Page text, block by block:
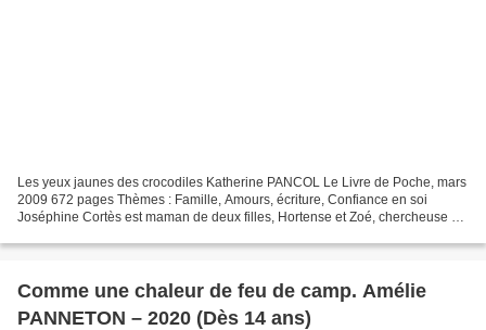
Les yeux jaunes des crocodiles Katherine PANCOL Le Livre de Poche, mars
2009 672 pages Thèmes : Famille, Amours, écriture, Confiance en soi
Joséphine Cortès est maman de deux filles, Hortense et Zoé, chercheuse au
Comme une chaleur de feu de camp. Amélie
PANNETON – 2020 (Dès 14 ans)